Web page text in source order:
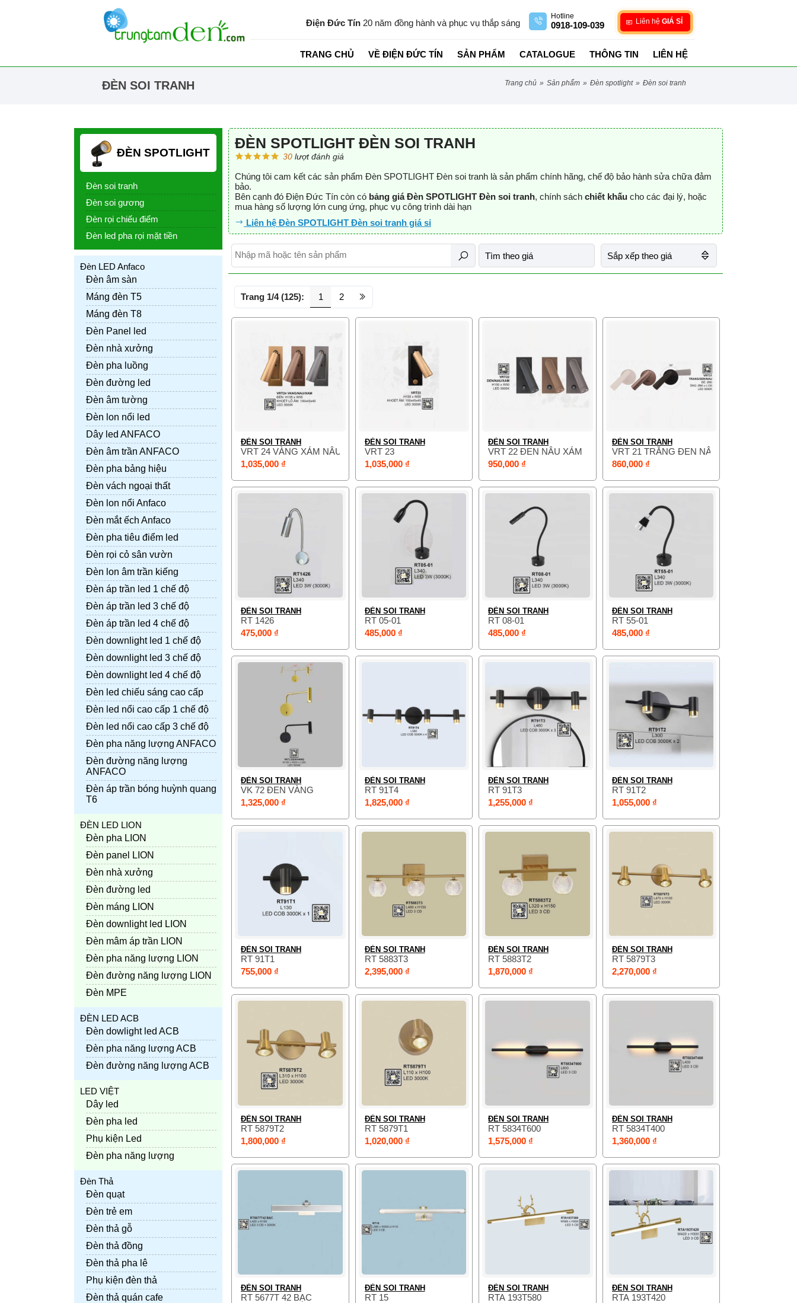
Điện Đức Tín 20 năm đồng hành và phục vụ thắp sáng
Hotline
0918-109-039 Liên hệ GIÁ SỈ
TRANG CHỦ VỀ ĐIỆN ĐỨC TÍN SẢN PHẨM CATALOGUE THÔNG TIN LIÊN HỆ
ĐÈN SOI TRANH trang chủ » sản phẩm » đèn spotlight » đèn soi tranh
ĐÈN SPOTLIGHT ĐÈN SOI TRANH
30 lượt đánh giá
Chúng tôi cam kết các sản phẩm Đèn SPOTLIGHT Đèn soi tranh là sản phẩm chính hãng, chế độ bảo hành sửa chữa đảm
bảo.
Bên cạnh đó Điện Đức Tín còn có bảng giá Đèn SPOTLIGHT Đèn soi tranh, chính sách chiết khấu cho các đại lý, hoặc
mua hàng số lượng lớn cung ứng, phục vụ công trình dài hạn
Liên hệ Đèn SPOTLIGHT Đèn soi tranh giá sỉ
Tìm theo giá Sắp xếp theo giá
Trang 1/4 (125): 1 2
ĐÈN SOI TRANH
VRT 24 VÀNG XÁM NÂU
1,035,000 ₫
ĐÈN SOI TRANH
VRT 23
1,035,000 ₫
ĐÈN SOI TRANH
VRT 22 ĐEN NÂU XÁM
950,000 ₫
ĐÈN SOI TRANH
VRT 21 TRẮNG ĐEN NÂU
860,000 ₫
ĐÈN SOI TRANH
RT 1426
475,000 ₫
ĐÈN SOI TRANH
RT 05-01
485,000 ₫
ĐÈN SOI TRANH
RT 08-01
485,000 ₫
ĐÈN SOI TRANH
RT 55-01
485,000 ₫
ĐÈN SOI TRANH
VK 72 ĐEN VÀNG
1,325,000 ₫
ĐÈN SOI TRANH
RT 91T4
1,825,000 ₫
ĐÈN SOI TRANH
RT 91T3
1,255,000 ₫
ĐÈN SOI TRANH
RT 91T2
1,055,000 ₫
ĐÈN SOI TRANH
RT 91T1
755,000 ₫
ĐÈN SOI TRANH
RT 5883T3
2,395,000 ₫
ĐÈN SOI TRANH
RT 5883T2
1,870,000 ₫
ĐÈN SOI TRANH
RT 5879T3
2,270,000 ₫
ĐÈN SOI TRANH
RT 5879T2
1,800,000 ₫
ĐÈN SOI TRANH
RT 5879T1
1,020,000 ₫
ĐÈN SOI TRANH
RT 5834T600
1,575,000 ₫
ĐÈN SOI TRANH
RT 5834T400
1,360,000 ₫
ĐÈN SOI TRANH
RT 5677T 42 BẠC
ĐÈN SOI TRANH
RT 15
ĐÈN SOI TRANH
RTA 193T580
ĐÈN SOI TRANH
RTA 193T420
ĐÈN SPOTLIGHT
Đèn soi tranh
Đèn soi gương
Đèn rọi chiếu điểm
Đèn led pha rọi mặt tiền
Đèn LED Anfaco
Đèn âm sàn
Máng đèn T5
Máng đèn T8
Đèn Panel led
Đèn nhà xưởng
Đèn pha luồng
Đèn đường led
Đèn âm tường
Đèn lon nổi led
Dây led ANFACO
Đèn âm trần ANFACO
Đèn pha bảng hiệu
Đèn vách ngoại thất
Đèn lon nổi Anfaco
Đèn mắt ếch Anfaco
Đèn pha tiêu điểm led
Đèn rọi cỏ sân vườn
Đèn lon âm trần kiếng
Đèn áp trần led 1 chế độ
Đèn áp trần led 3 chế độ
Đèn áp trần led 4 chế độ
Đèn downlight led 1 chế độ
Đèn downlight led 3 chế độ
Đèn downlight led 4 chế độ
Đèn led chiếu sáng cao cấp
Đèn led nổi cao cấp 1 chế độ
Đèn led nổi cao cấp 3 chế độ
Đèn pha năng lượng ANFACO
Đèn đường năng lượng
ANFACO
Đèn áp trần bóng huỳnh quang
T6
ĐÈN LED LION
Đèn pha LION
Đèn panel LION
Đèn nhà xưởng
Đèn đường led
Đèn máng LION
Đèn downlight led LION
Đèn mâm áp trần LION
Đèn pha năng lượng LION
Đèn đường năng lượng LION
Đèn MPE
ĐÈN LED ACB
Đèn dowlight led ACB
Đèn pha năng lượng ACB
Đèn đường năng lượng ACB
LED VIỆT
Dây led
Đèn pha led
Phụ kiện Led
Đèn pha năng lượng
Đèn Thả
Đèn quạt
Đèn trẻ em
Đèn thả gỗ
Đèn thả đồng
Đèn thả pha lê
Phụ kiện đèn thả
Đèn thả quán cafe